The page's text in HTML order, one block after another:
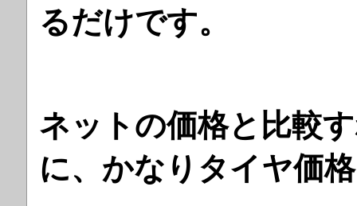
るだけです。
ネットの価格と比較
に、かなりタイヤ価